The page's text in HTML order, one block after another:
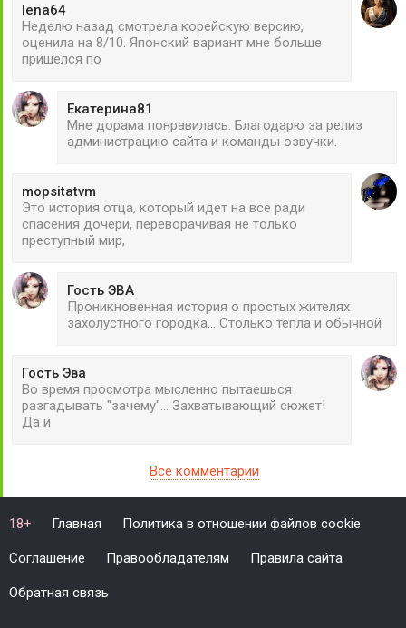
lena64
Неделю назад смотрела корейскую версию,
оценила на 8/10. Японский вариант мне больше
пришёлся по
Екатерина81
Мне дорама понравилась. Благодарю за релиз
администрацию сайта и команды озвучки.
mopsitatvm
Это история отца, который идет на все ради
спасения дочери, переворачивая не только
преступный мир,
Гость ЭВА
Проникновенная история о простых жителях
захолустного городка... Столько тепла и обычной
Гость Эва
Во время просмотра мысленно пытаешься
разгадывать "зачему"... Захватывающий сюжет!
Да и
Все комментарии
18+ Главная Политика в отношении файлов cookie
Соглашение Правообладателям Правила сайта
Обратная связь